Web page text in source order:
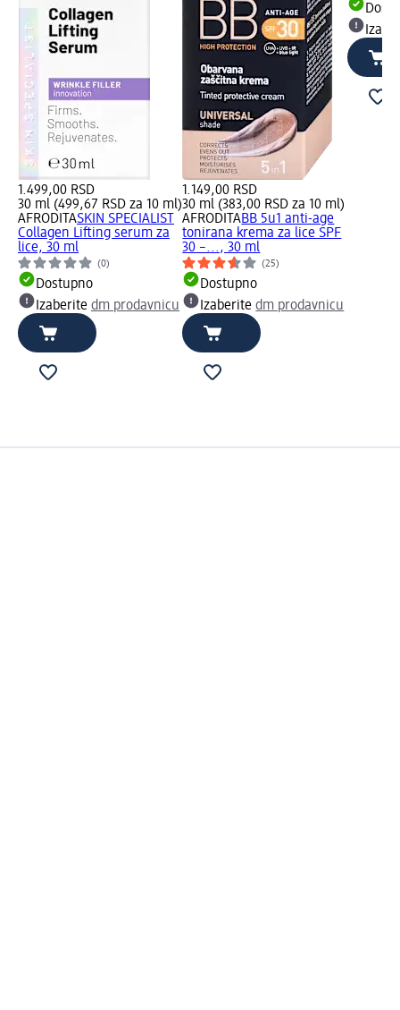
1.499,00 RSD
30 ml (499,67 RSD za 10 ml)
AFRODITASKIN SPECIALIST
Collagen Lifting serum za
lice, 30 ml
(0)
Dostupno
Izaberite dm prodavnicu
1.149,00 RSD
30 ml (383,00 RSD za 10 ml)
AFRODITABB 5u1 anti-age
tonirana krema za lice SPF
30 –..., 30 ml
(25)
Dostupno
Izaberitedm prodavnicu